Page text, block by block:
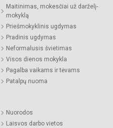
Maitinimas, mokesčiai už darželį-
mokyklą
Priešmokyklinis ugdymas
Pradinis ugdymas
Neformalusis švietimas
Visos dienos mokykla
Pagalba vaikams ir tėvams
Patalpų nuoma
Nuorodos
Laisvos darbo vietos